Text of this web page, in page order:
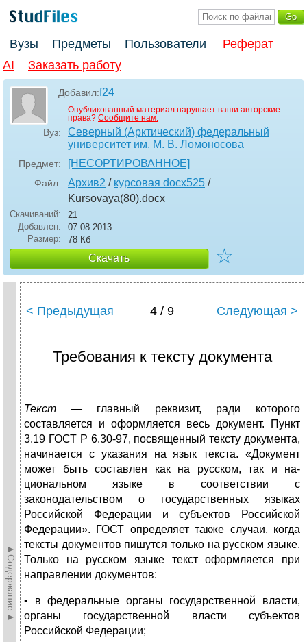
Вузы Предметы Пользователи
Реферат
AI
Заказать работу
Добавил:f24
Опубликованный материал нарушает ваши авторские
права? Сообщите нам.
Вуз:
Северный (Арктический) федеральный
университет им. М. В. Ломоносова
Предмет: [НЕСОРТИРОВАННОЕ]
Файл: Архив2 / курсовая docx525 /
Kursovaya(80).docx
Скачиваний:
21
Добавлен:
07.08.2013
Размер:
78 Кб
Скачать ☆
►Содержание►
< Предыдущая 4 / 9 Следующая >
Требования к тексту документа
Текст —главный реквизит, ради которого
составляется и оформляется весь документ. Пункт
3.19 ГОСТ Р 6.30-97, посвя­щенный тексту документа,
начинается с указания на язык тек­ста. «Документ
может быть составлен как на русском, так и на­
циональном языке в соответствии с
законодательством о госу­дарственных языках
Российской Федерации и субъектов Рос­сийской
Федерации». ГОСТ определяет также случаи, когда
тек­сты документов пишутся только на русском языке.
Только на русском языке текст оформляется при
направлении документов:
• в федеральные органы государственной власти,
органы го­сударственной власти субъектов
Российской Федерации;